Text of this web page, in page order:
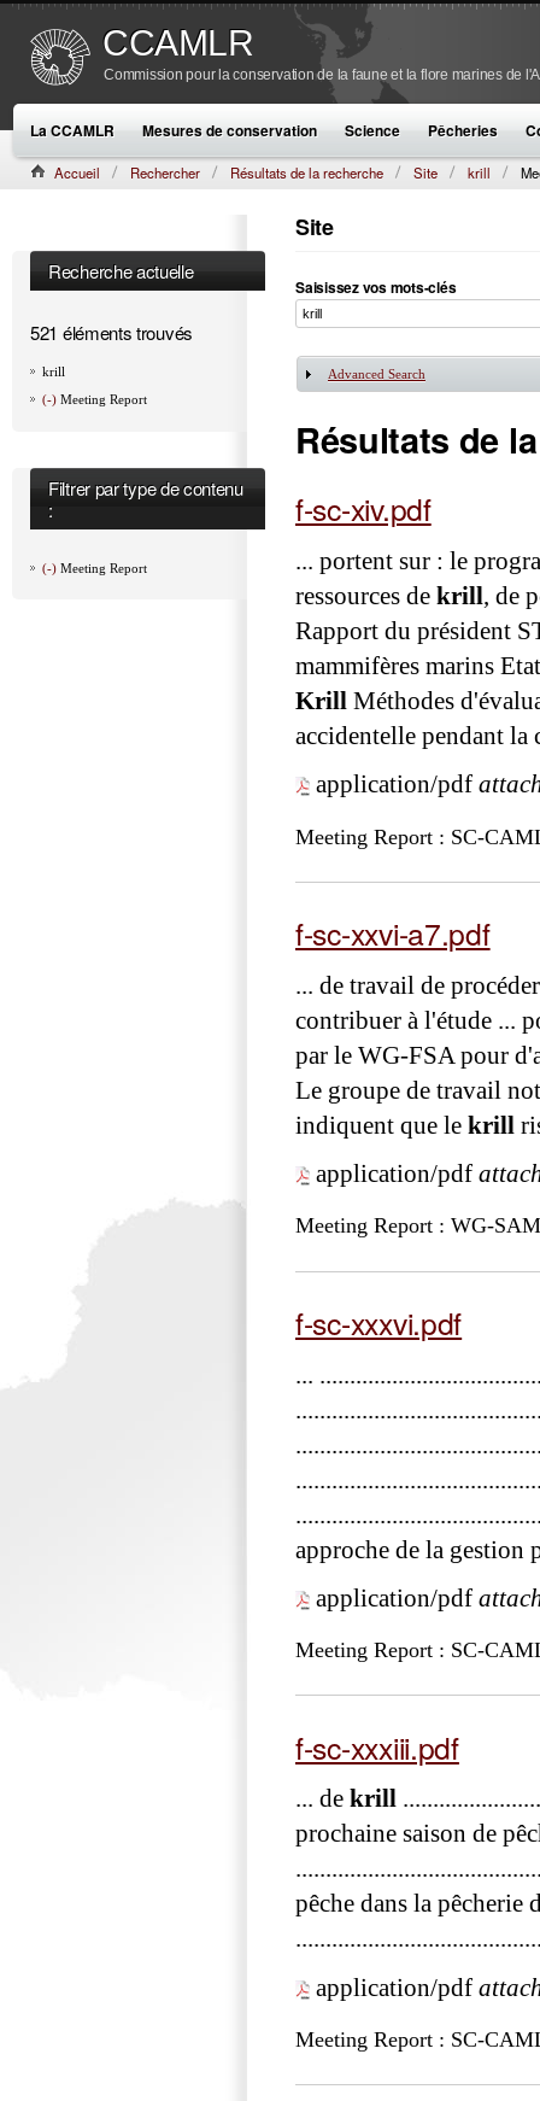
CCAMLR
Commission pour la conservation de la faune et la flore marines de
La CCAMLR Mesures de conservation Science Pêcheries
Accueil Rechercher Résultats de la recherche Site krill
Recherche actuelle
521 éléments trouvés
krill
(-) Meeting Report
Filtrer par type de contenu
:
(-) Meeting Report
Site
Saisissez vos mots-clés
Afficher
Advanced Search
Résultats de
f-sc-xiv.pdf
... portent sur : le
ressources de krill , de
Rapport du président
mammifères marins
Krill Méthodes
accidentelle pendant la
application/pdf
Meeting Report : SC-
f-sc-xxvi-a7.pdf
... de travail de
contribuer à l'étude ...
par le WG-FSA pour
Le groupe de travail
indiquent que le krill
application/pdf
Meeting Report : WG-
f-sc-xxxvi.pdf
...
approche de la gestion
application/pdf
Meeting Report : SC-
f-sc-xxxiii.pdf
... de krill
prochaine saison de
pêche dans la pêcherie
application/pdf
Meeting Report : SC-